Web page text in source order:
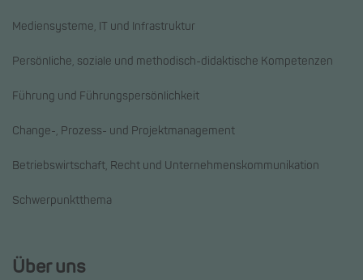
Mediensysteme, IT und Infrastruktur
Persönliche, soziale und methodisch-didaktische Kompetenzen
Führung und Führungspersönlichkeit
Change-, Prozess- und Projektmanagement
Betriebswirtschaft, Recht und Unternehmenskommunikation
Schwerpunktthema
Über uns